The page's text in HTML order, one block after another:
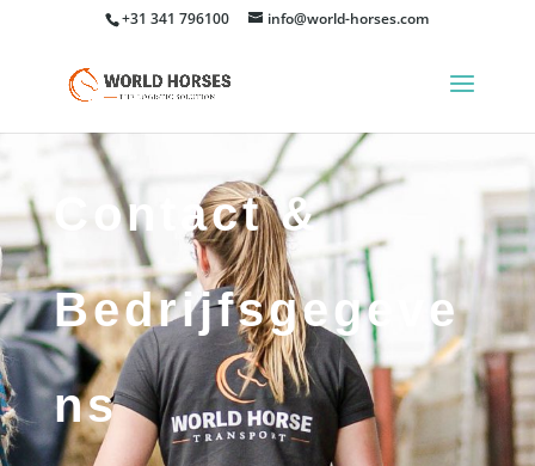
+31 341 796100 info@world-horses.com
Contact &
Bedrijfsgegeve
ns